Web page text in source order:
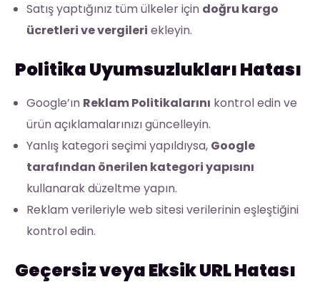
Satış yaptığınız tüm ülkeler için doğru kargo
ücretleri ve vergileri ekleyin.
Politika Uyumsuzlukları Hatası
Google’ın Reklam Politikalarını kontrol edin ve
ürün açıklamalarınızı güncelleyin.
Yanlış kategori seçimi yapıldıysa, Google
tarafından önerilen kategori yapısını
kullanarak düzeltme yapın.
Reklam verileriyle web sitesi verilerinin eşleştiğini
kontrol edin.
Geçersiz veya Eksik URL Hatası